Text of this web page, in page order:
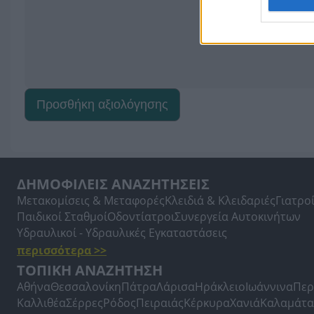
Προσθήκη αξιολόγησης
ΔΗΜΟΦΙΛΕΙΣ ΑΝΑΖΗΤΗΣΕΙΣ
Μετακομίσεις & ΜεταφορέςΚλειδιά & ΚλειδαριέςΓιατροί
Παιδικοί ΣταθμοίΟδοντίατροιΣυνεργεία Αυτοκινήτων
Υδραυλικοί - Υδραυλικές Εγκαταστάσεις
περισσότερα >>
ΤΟΠΙΚΗ ΑΝΑΖΗΤΗΣΗ
ΑθήναΘεσσαλονίκηΠάτραΛάρισαΗράκλειοΙωάννινα
ΚαλλιθέαΣέρρεςΡόδοςΠειραιάςΚέρκυραΧανιάΚαλαμάτα